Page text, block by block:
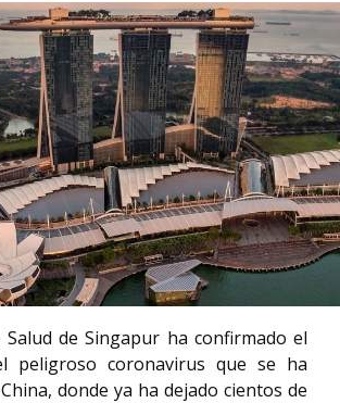
de Singapur ha confirmado el
peligroso coronavirus que se ha
donde ya ha dejado cientos de